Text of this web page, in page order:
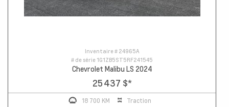
Inventaire # 24965A
# de série 1G1ZB5ST5RF241545
Chevrolet Malibu LS 2024
25 437 $*
18 700 KM Traction